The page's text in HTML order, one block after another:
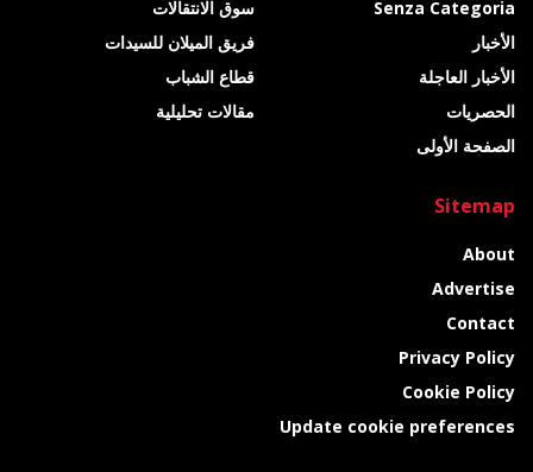
Senza Categoria
الأخبار
الأخبار العاجلة
الحصريات
الصفحة الأولى
سوق الانتقالات
فريق الميلان للسيدات
قطاع الشباب
مقالات تحليلية
Sitemap
About
Advertise
Contact
Privacy Policy
Cookie Policy
Update cookie preferences